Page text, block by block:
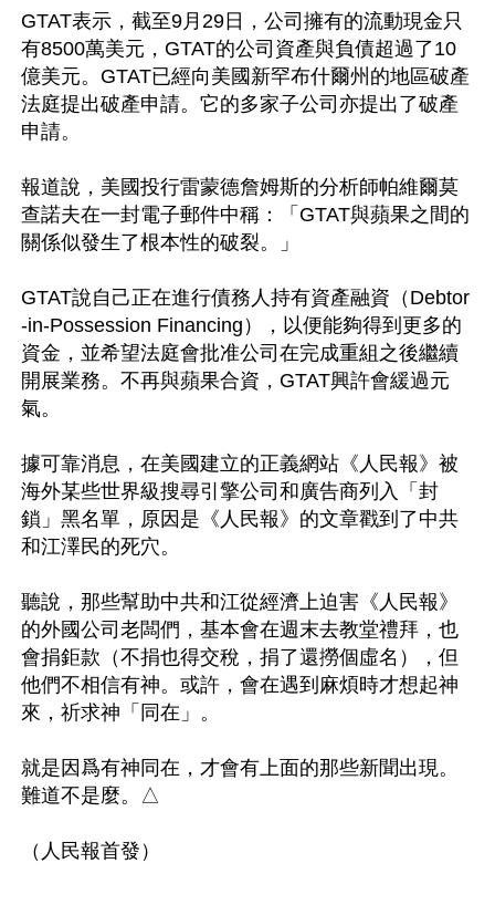
GTAT表示，截至9月29日，公司擁有的流動現金只
有8500萬美元，GTAT的公司資產與負債超過了10
億美元。GTAT已經向美國新罕布什爾州的地區破產
法庭提出破產申請。它的多家子公司亦提出了破產
申請。
報道說，美國投行雷蒙德詹姆斯的分析師帕維爾莫
查諾夫在一封電子郵件中稱：「GTAT與蘋果之間的
關係似發生了根本性的破裂。」
GTAT說自己正在進行債務人持有資產融資（Debtor
-in-Possession Financing），以便能夠得到更多的
資金，並希望法庭會批准公司在完成重組之後繼續
開展業務。不再與蘋果合資，GTAT興許會緩過元
氣。
據可靠消息，在美國建立的正義網站《人民報》被
海外某些世界級搜尋引擎公司和廣告商列入「封
鎖」黑名單，原因是《人民報》的文章戳到了中共
和江澤民的死穴。
聽說，那些幫助中共和江從經濟上迫害《人民報》
的外國公司老闆們，基本會在週末去教堂禮拜，也
會捐鉅款（不捐也得交稅，捐了還撈個虛名），但
他們不相信有神。或許，會在遇到麻煩時才想起神
來，祈求神「同在」。
就是因爲有神同在，才會有上面的那些新聞出現。
難道不是麼。△